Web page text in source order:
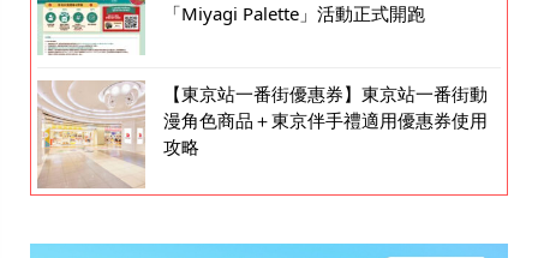
「Miyagi Palette」活動正式開跑
【東京站一番街優惠券】東京站一番街動
漫角色商品＋東京伴手禮適用優惠券使用
攻略